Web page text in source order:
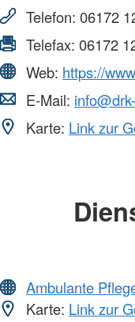
Telefon: 06172
Telefax: 06172
Web: https://
E-Mail:
Karte: Link zur
Ambulante
Karte: Link zur